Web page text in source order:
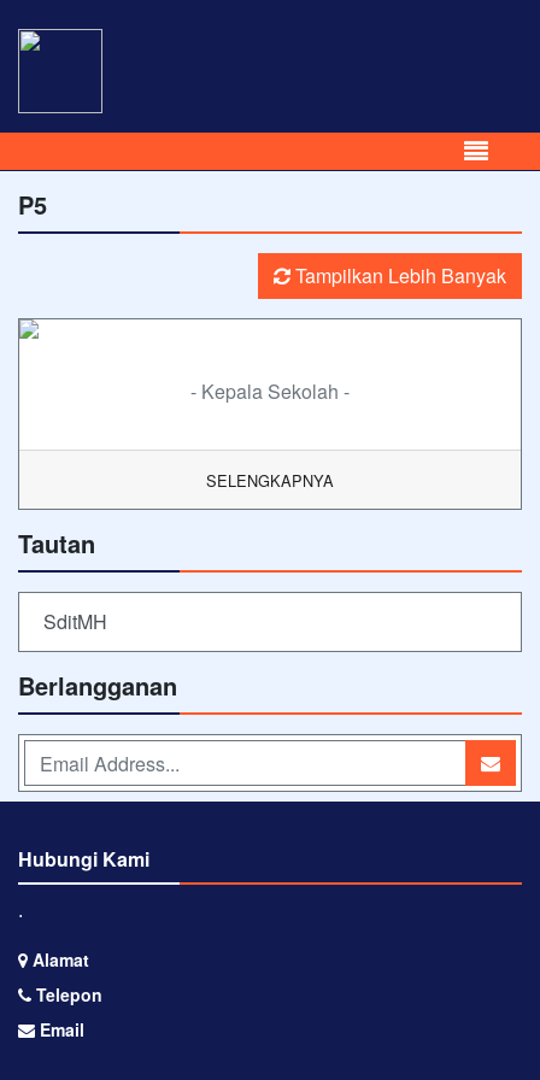
P5
Tampilkan Lebih Banyak
- Kepala Sekolah -
SELENGKAPNYA
Tautan
SditMH
Berlangganan
Hubungi Kami
⋅
Alamat
Telepon
Email